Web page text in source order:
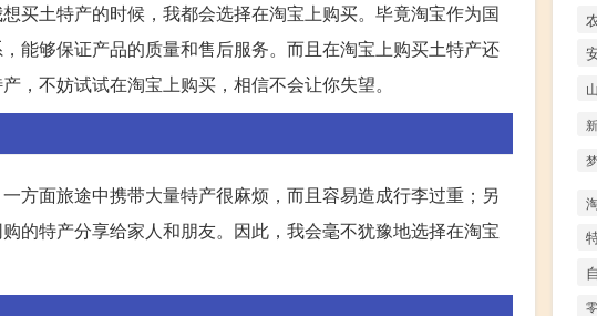
买土特产的时候，我都会选择在淘宝上购买。毕竟淘宝作为国
能够保证产品的质量和售后服务。而且在淘宝上购买土特产还
，不妨试试在淘宝上购买，相信不会让你失望。
方面旅途中携带大量特产很麻烦，而且容易造成行李过重；另
的特产分享给家人和朋友。因此，我会毫不犹豫地选择在淘宝